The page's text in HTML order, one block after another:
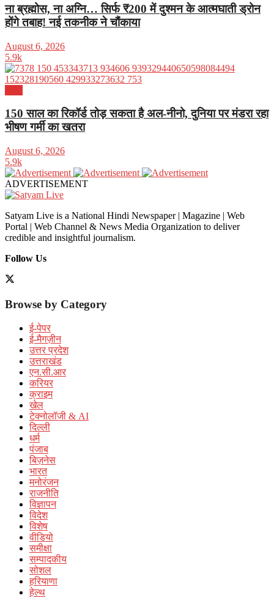
ना ब्रह्मोस, ना अग्नि… सिर्फ ₹200 में दुश्मन के आत्मघाती ड्रोन
होंगे तबाह! नई तकनीक ने चौंकाया
August 6, 2026
5.9k
150 साल का रिकॉर्ड तोड़ सकता है अल-नीनो, दुनिया पर मंडरा रहा
भीषण गर्मी का खतरा
August 6, 2026
5.9k
ADVERTISEMENT
Satyam Live is a National Hindi Newspaper | Magazine | Web
Portal | Web Channel & News Media Organization to deliver
credible and insightful journalism.
Follow Us
Browse by Category
ई-पेपर
ई-मैगज़ीन
उत्तर प्रदेश
उत्तराखंड
एन.सी.आर
करियर
क्राइम
खेल
टेक्नोलॉजी & AI
दिल्ली
धर्म
पंजाब
बिज़नेस
भारत
मनोरंजन
राजनीति
विज्ञापन
विदेश
विशेष
वीडियो
समीक्षा
सम्पादकीय
सोशल
हरियाणा
हेल्थ